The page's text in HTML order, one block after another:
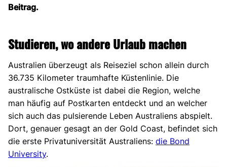
Beitrag.
Studieren, wo andere Urlaub machen
Australien überzeugt als Reiseziel schon allein durch
36.735 Kilometer traumhafte Küstenlinie. Die
australische Ostküste ist dabei die Region, welche
man häufig auf Postkarten entdeckt und an welcher
sich auch das pulsierende Leben Australiens abspielt.
Dort, genauer gesagt an der Gold Coast, befindet sich
die erste Privatuniversität Australiens: die Bond
University.